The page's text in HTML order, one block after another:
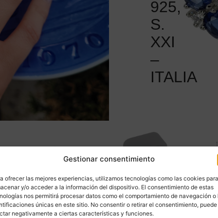
Gestionar consentimiento
ofrecer las mejores experiencias, utilizamos tecnologías como las cookies para
y/o acceder a la información del dispositivo. El consentimiento de estas
nos permitirá procesar datos como el comportamiento de navegación o
únicas en este sitio. No consentir o retirar el consentimiento, puede
negativamente a ciertas características y funciones.
925,
S.
XXI
–
ITALIA